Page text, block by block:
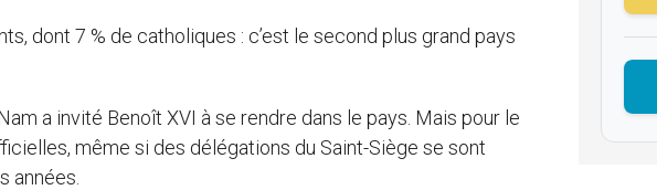
dont 7 % de catholiques : c’est le second plus grand pays
a invité Benoît XVI à se rendre dans le pays. Mais pour le
même si des délégations du Saint-Siège se sont
années.